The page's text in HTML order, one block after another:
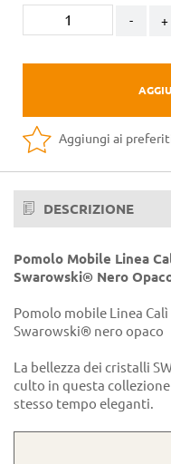
- +
Aggiungi ai
DESCRIZIONE
Pomolo Mobile Linea
Swarowski® Nero
Pomolo mobile Linea
Swarowski® nero opaco
La bellezza dei cristalli
culto in questa
stesso tempo eleganti.